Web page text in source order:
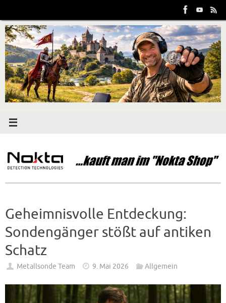
Inhalt
springen
Geheimnisvolle Entdeckung:
Sondengänger stößt auf antiken
Schatz
Metallsonde Team 9. Mai 2026 Allgemein